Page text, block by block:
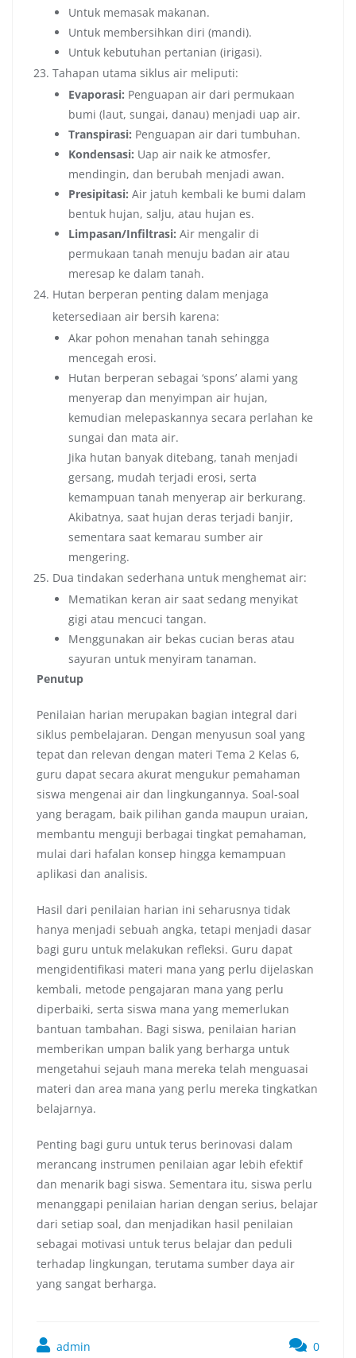
Untuk memasak makanan.
Untuk membersihkan diri (mandi).
Untuk kebutuhan pertanian (irigasi).
Tahapan utama siklus air meliputi:
Evaporasi: Penguapan air dari permukaan
bumi (laut, sungai, danau) menjadi uap air.
Transpirasi: Penguapan air dari tumbuhan.
Kondensasi: Uap air naik ke atmosfer,
mendingin, dan berubah menjadi awan.
Presipitasi: Air jatuh kembali ke bumi dalam
bentuk hujan, salju, atau hujan es.
Limpasan/Infiltrasi: Air mengalir di
permukaan tanah menuju badan air atau
meresap ke dalam tanah.
Hutan berperan penting dalam menjaga
ketersediaan air bersih karena:
Akar pohon menahan tanah sehingga
mencegah erosi.
Hutan berperan sebagai ‘spons’ alami yang
menyerap dan menyimpan air hujan,
kemudian melepaskannya secara perlahan ke
sungai dan mata air.
Jika hutan banyak ditebang, tanah menjadi
gersang, mudah terjadi erosi, serta
kemampuan tanah menyerap air berkurang.
Akibatnya, saat hujan deras terjadi banjir,
sementara saat kemarau sumber air
mengering.
Dua tindakan sederhana untuk menghemat air:
Mematikan keran air saat sedang menyikat
gigi atau mencuci tangan.
Menggunakan air bekas cucian beras atau
sayuran untuk menyiram tanaman.
Penutup
Penilaian harian merupakan bagian integral dari
siklus pembelajaran. Dengan menyusun soal yang
tepat dan relevan dengan materi Tema 2 Kelas 6,
guru dapat secara akurat mengukur pemahaman
siswa mengenai air dan lingkungannya. Soal-soal
yang beragam, baik pilihan ganda maupun uraian,
membantu menguji berbagai tingkat pemahaman,
mulai dari hafalan konsep hingga kemampuan
aplikasi dan analisis.
Hasil dari penilaian harian ini seharusnya tidak
hanya menjadi sebuah angka, tetapi menjadi dasar
bagi guru untuk melakukan refleksi. Guru dapat
mengidentifikasi materi mana yang perlu dijelaskan
kembali, metode pengajaran mana yang perlu
diperbaiki, serta siswa mana yang memerlukan
bantuan tambahan. Bagi siswa, penilaian harian
memberikan umpan balik yang berharga untuk
mengetahui sejauh mana mereka telah menguasai
materi dan area mana yang perlu mereka tingkatkan
belajarnya.
Penting bagi guru untuk terus berinovasi dalam
merancang instrumen penilaian agar lebih efektif
dan menarik bagi siswa. Sementara itu, siswa perlu
menanggapi penilaian harian dengan serius, belajar
dari setiap soal, dan menjadikan hasil penilaian
sebagai motivasi untuk terus belajar dan peduli
terhadap lingkungan, terutama sumber daya air
yang sangat berharga.
admin 0